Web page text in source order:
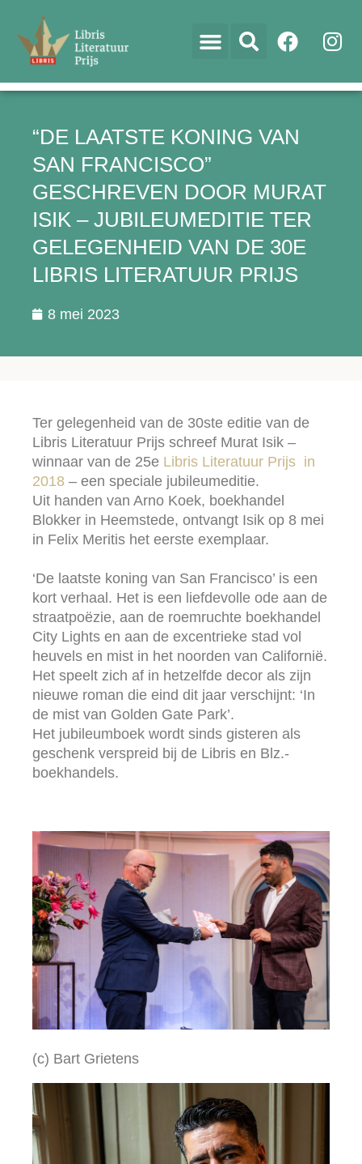
“DE LAATSTE KONING VAN
SAN FRANCISCO”
GESCHREVEN DOOR MURAT
ISIK – JUBILEUMEDITIE TER
GELEGENHEID VAN DE 30E
LIBRIS LITERATUUR PRIJS
8 mei 2023
Ter gelegenheid van de 30ste editie van de
Libris Literatuur Prijs schreef Murat Isik –
winnaar van de 25e Libris Literatuur Prijs in
2018 – een speciale jubileumeditie.
Uit handen van Arno Koek, boekhandel
Blokker in Heemstede, ontvangt Isik op 8 mei
in Felix Meritis het eerste exemplaar.
‘De laatste koning van San Francisco’ is een
kort verhaal. Het is een liefdevolle ode aan de
straatpoëzie, aan de roemruchte boekhandel
City Lights en aan de excentrieke stad vol
heuvels en mist in het noorden van Californië.
Het speelt zich af in hetzelfde decor als zijn
nieuwe roman die eind dit jaar verschijnt: ‘In
de mist van Golden Gate Park’.
Het jubileumboek wordt sinds gisteren als
geschenk verspreid bij de Libris en Blz.-
boekhandels.
(c) Bart Grietens